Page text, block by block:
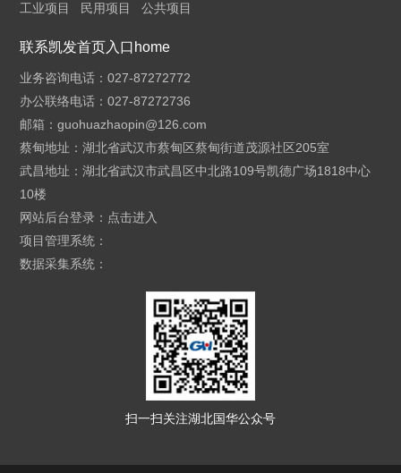
工业项目 民用项目 公共项目
联系凯发首页入口home
业务咨询电话：027-87272772
办公联络电话：027-87272736
邮箱：guohuazhaopin@126.com
蔡甸地址：湖北省武汉市蔡甸区蔡甸街道茂源社区205室
武昌地址：湖北省武汉市武昌区中北路109号凯德广场1818中心
10楼
网站后台登录： 点击进入
项目管理系统：
数据采集系统：
扫一扫关注湖北国华公众号